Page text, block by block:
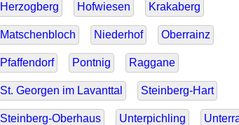
Herzogberg Hofwiesen Krakaberg
Matschenbloch Niederhof Oberrainz
Pfaffendorf Pontnig Raggane
St. Georgen im Lavanttal Steinberg-Hart
Steinberg-Oberhaus Unterpichling